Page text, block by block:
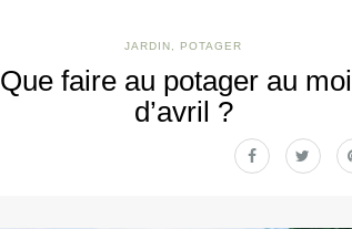
JARDIN POTAGER
Que faire au potager au
d’avril ?